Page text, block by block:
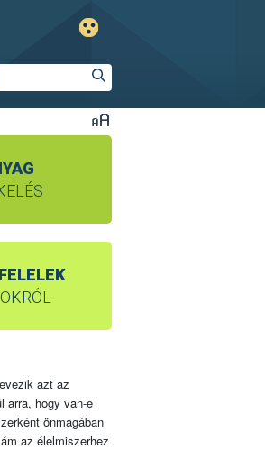
azt az
arra, hogy van-e
önmagában
az élelmiszerhez